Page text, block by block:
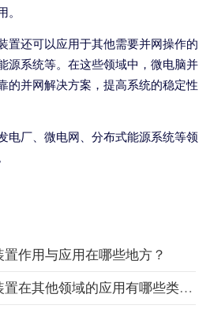
。
置还可以应用于其他需要并网操作的
源系统等。在这些领域中，微电脑并
的并网解决方案，提高系统的稳定性
电厂、微电网、分布式能源系统等领
作用与应用在哪些地方？
下一篇：微电脑并网装置在其他领域的应用有哪些类似之处？